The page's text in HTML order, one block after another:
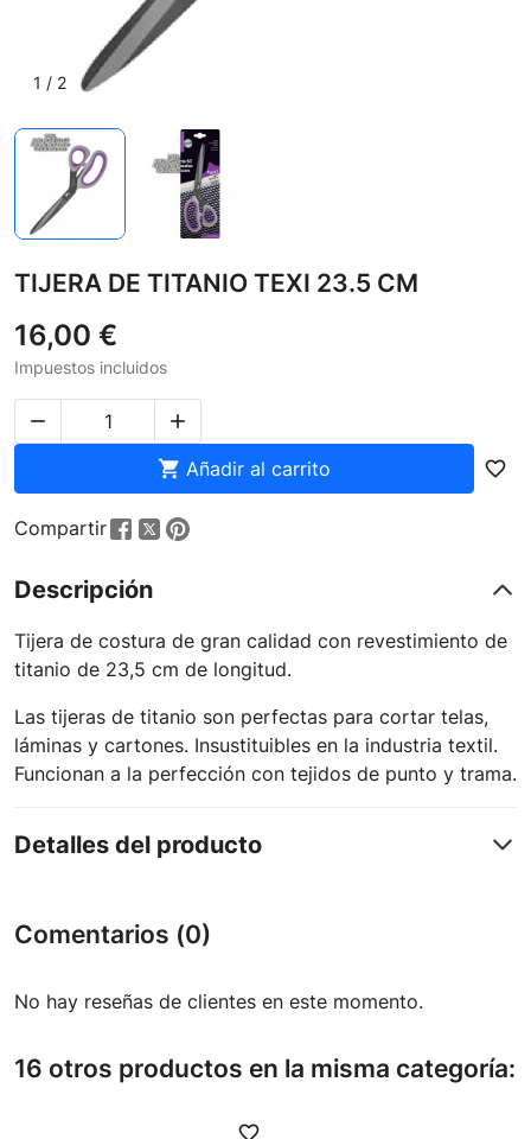
1 / 2
TIJERA DE TITANIO TEXI 23.5 CM
16,00 €
Impuestos incluidos


 Añadir al carrito favorite_border
Compartir
Descripción
Tijera de costura de gran calidad con revestimiento de
titanio de 23,5 cm de longitud.
Las tijeras de titanio son perfectas para cortar telas,
láminas y cartones. Insustituibles en la industria textil.
Funcionan a la perfección con tejidos de punto y trama.
Detalles del producto
Comentarios (0)
No hay reseñas de clientes en este momento.
16 otros productos en la misma categoría:
favorite_border